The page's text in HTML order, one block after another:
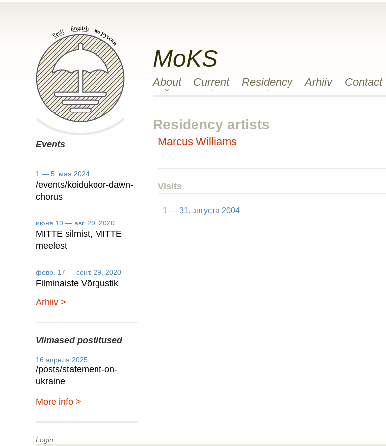
Events
1 — 5. мая 2024
/events/koidukoor-dawn-
chorus
июня 19 — авг. 29, 2020
MITTE silmist, MITTE
meelest
февр. 17 — сент. 29, 2020
Filminaiste Võrgustik
Arhiiv >
Viimased postitused
16 апреля 2025
/posts/statement-on-
ukraine
More info >
Login
MoKS
About Current Residency Arhiiv Contact
Residency artists
Marcus Williams
Visits
1 — 31. августа 2004